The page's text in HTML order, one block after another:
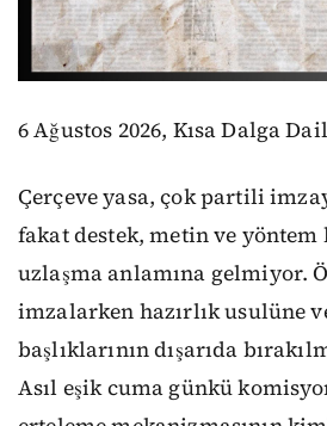
6 Ağustos 2026, Kısa Dalga
Çerçeve yasa, çok partili
fakat destek, metin ve yöntem
uzlaşma anlamına gelmiyor.
imzalarken hazırlık usulüne
başlıklarının dışarıda
Asıl eşik cuma günkü